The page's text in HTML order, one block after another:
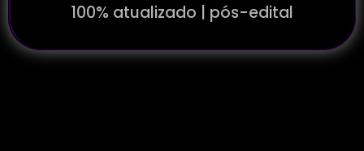
100% atualizado | pós-edital